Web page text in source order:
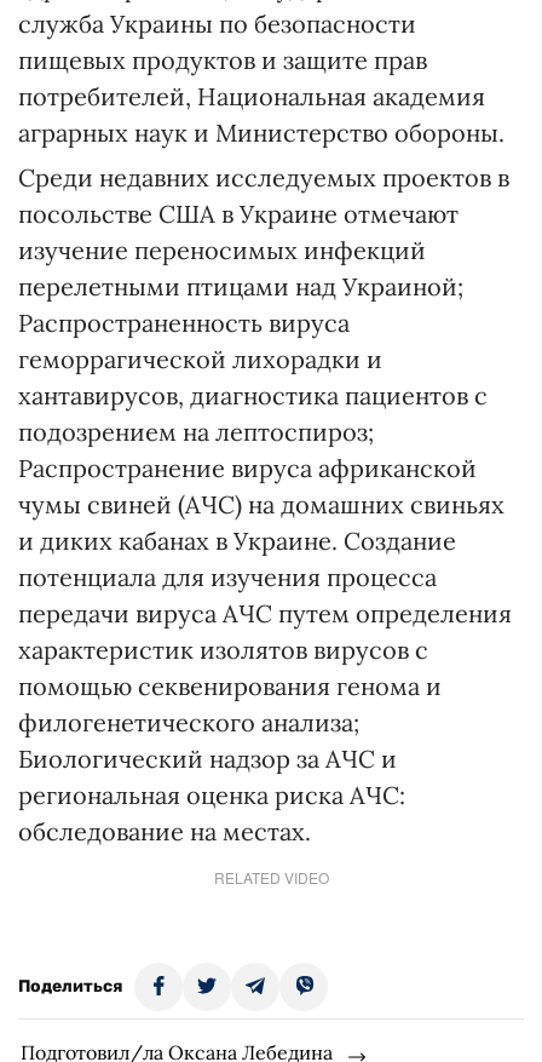
служба Украины по безопасности
пищевых продуктов и защите прав
потребителей, Национальная академия
аграрных наук и Министерство обороны.
Среди недавних исследуемых проектов в
посольстве США в Украине отмечают
изучение переносимых инфекций
перелетными птицами над Украиной;
Распространенность вируса
геморрагической лихорадки и
хантавирусов, диагностика пациентов с
подозрением на лептоспироз;
Распространение вируса африканской
чумы свиней (АЧС) на домашних свиньях
и диких кабанах в Украине. Создание
потенциала для изучения процесса
передачи вируса АЧС путем определения
характеристик изолятов вирусов с
помощью секвенирования генома и
филогенетического анализа;
Биологический надзор за АЧС и
региональная оценка риска АЧС:
обследование на местах.
RELATED VIDEO
Поделиться
Подготовил/ла Оксана Лебедина